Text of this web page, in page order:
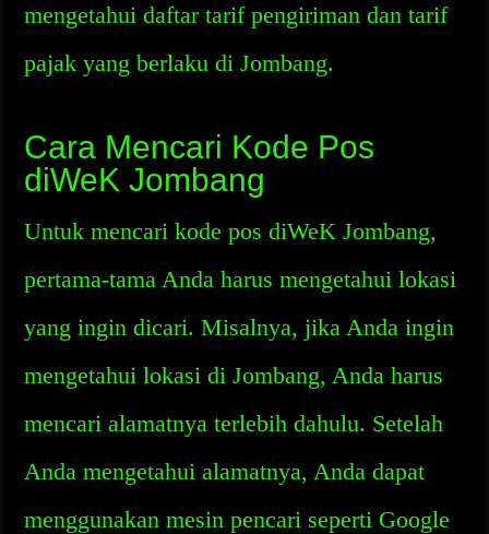
mengetahui daftar tarif pengiriman dan tarif
pajak yang berlaku di Jombang.
Cara Mencari Kode Pos
diWeK Jombang
Untuk mencari kode pos diWeK Jombang,
pertama-tama Anda harus mengetahui lokasi
yang ingin dicari. Misalnya, jika Anda ingin
mengetahui lokasi di Jombang, Anda harus
mencari alamatnya terlebih dahulu. Setelah
Anda mengetahui alamatnya, Anda dapat
menggunakan mesin pencari seperti Google